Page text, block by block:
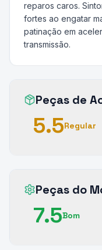
reparos caros.
fortes ao engatar
patinação em
transmissão.
Peças de
5.5Regular
Peças do
7.5Bom